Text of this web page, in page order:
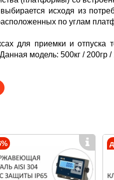
исходя из
по углам
для приемки и отпуска
модель: 500кг /
так и